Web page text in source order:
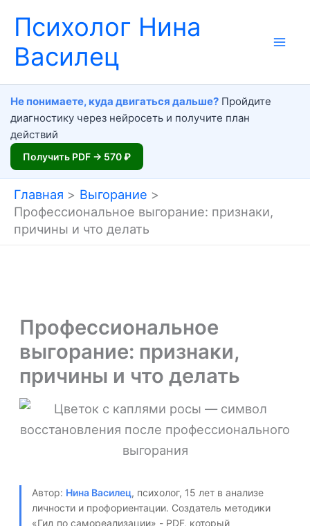
содержимому
Психолог Нина
Василец
Не понимаете, куда двигаться дальше? Пройдите
диагностику через нейросеть и получите план
действий
Получить PDF → 570 ₽
Главная
Выгорание
Профессиональное выгорание: признаки,
причины и что делать
Профессиональное
выгорание: признаки,
причины и что делать
Автор: Нина Василец, психолог, 15 лет в анализе
личности и профориентации. Создатель методики
«Гид по самореализации» - PDF, который